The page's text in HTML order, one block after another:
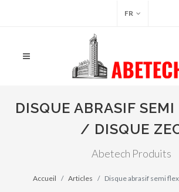
FR
DISQUE ABRASIF
/ DISQUE
Abetech Produits
Accueil Articles Disque abrasif semi